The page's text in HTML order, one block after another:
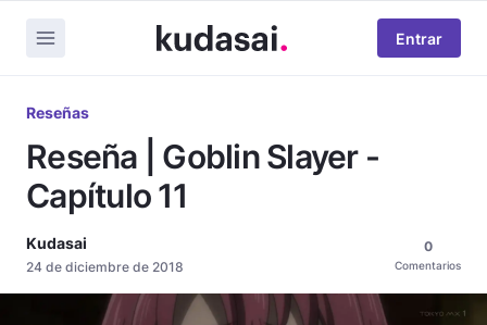
Entrar
Reseñas
Reseña | Goblin Slayer -
Capítulo 11
Kudasai
24 de diciembre de 2018
0
Comentarios